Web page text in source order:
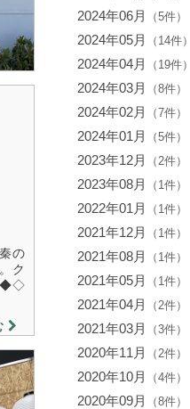
の
ク
2024年06月 （5件）
2024年05月 （14件）
2024年04月 （19件）
2024年03月 （8件）
2024年02月 （7件）
2024年01月 （5件）
2023年12月 （2件）
2023年08月 （1件）
2022年01月 （1件）
2021年12月 （1件）
2021年08月 （1件）
2021年05月 （1件）
2021年04月 （2件）
2021年03月 （3件）
2020年11月 （2件）
2020年10月 （4件）
2020年09月 （8件）